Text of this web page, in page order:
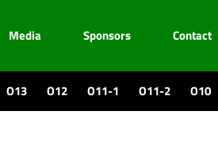
Media Sponsors Contact
O13 O12 O11-1 O11-2 O10